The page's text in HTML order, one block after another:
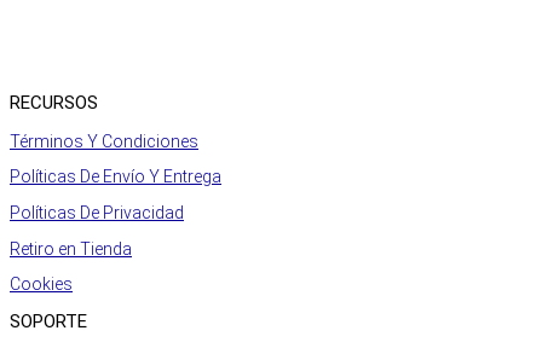
RECURSOS
Términos Y Condiciones
Políticas De Envío Y Entrega
Políticas De Privacidad
Retiro en Tienda
Cookies
SOPORTE